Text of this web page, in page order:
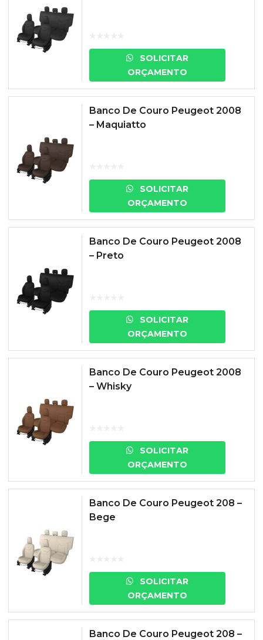
SOLICITAR
ORÇAMENTO
Banco De Couro Peugeot 2008
– Maquiatto
SOLICITAR
ORÇAMENTO
Banco De Couro Peugeot 2008
– Preto
SOLICITAR
ORÇAMENTO
Banco De Couro Peugeot 2008
– Whisky
SOLICITAR
ORÇAMENTO
Banco De Couro Peugeot 208 –
Bege
SOLICITAR
ORÇAMENTO
Banco De Couro Peugeot 208 –